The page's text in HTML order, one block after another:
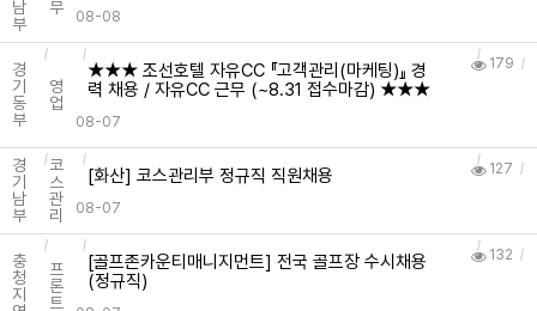
남
부
무
08-08
경
기
동
부
영
업
★★★ 조선호텔 자유CC 『고객관리(마케팅)』 경
력 채용 / 자유CC 근무 (~8.31 접수마감) ★★★
08-07
179
경
기
남
부
코
스
관
리
[화산] 코스관리부 정규직 직원채용
08-07
127
충
청
지
프
론
트
[골프존카운티매니지먼트] 전국 골프장 수시채용
(정규직)
132